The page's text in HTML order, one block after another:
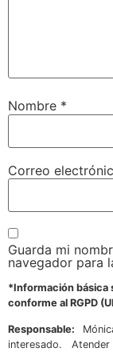
Nombre *
Correo
Guarda mi
navegador para
*Información básica
conforme al RGPD
Responsable:
interesado.